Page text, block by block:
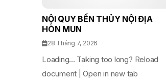
NỘI QUY BẾN THỦY NỘI ĐỊA
HÒN MUN
28 Tháng 7, 2026
Loading... Taking too long? Reload
document | Open in new tab